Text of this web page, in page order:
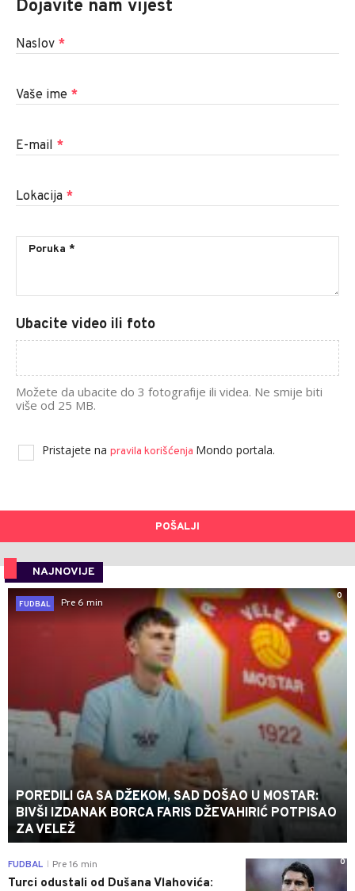
Dojavite nam vijest
Naslov *
Vaše ime *
E-mail *
Lokacija *
Ubacite video ili foto
Možete da ubacite do 3 fotografije ili videa. Ne smije biti
više od 25 MB.
Pristajete na pravila korišćenja Mondo portala.
POŠALJI
NAJNOVIJE
0
FUDBAL
Pre 6 min
POREDILI GA SA DŽEKOM, SAD DOŠAO U MOSTAR:
BIVŠI IZDANAK BORCA FARIS DŽEVAHIRIĆ POTPISAO
ZA VELEŽ
0
FUDBAL Pre 16 min
Turci odustali od Dušana Vlahovića: